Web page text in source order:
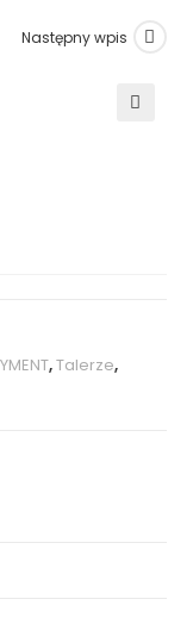
Następny wpis
,Talerze,